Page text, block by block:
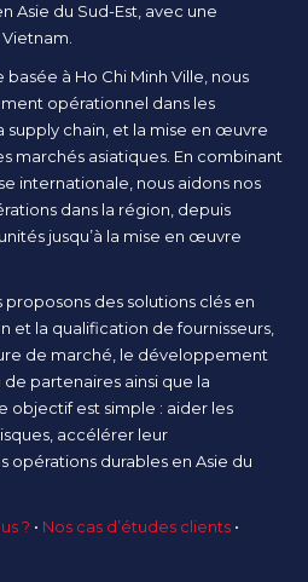
Asie du Sud-Est, avec une
à Ho Chi Minh Ville, nous
opérationnel dans les
supply chain, et la mise en œuvre
marchés asiatiques. En combinant
internationale, nous aidons nos
dans la région, depuis
jusqu’à la mise en œuvre
proposons des solutions clés en
et la qualification de fournisseurs,
de marché, le développement
partenaires ainsi que la
objectif est simple : aider les
accélérer leur
durables en Asie du
? • Nos cas d’études clients •